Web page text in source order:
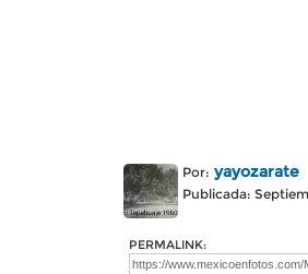
Por: yayozarate
Publicada:
PERMALINK: